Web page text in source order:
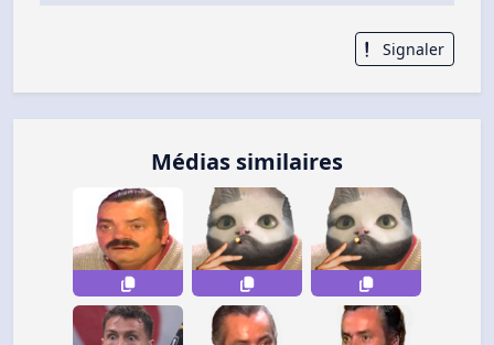
Signaler
Médias similaires